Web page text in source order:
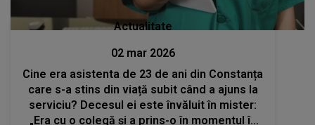
Actualitate
02 mar 2026
Cine era asistenta de 23 de ani din Constanța
care s-a stins din viață subit când a ajuns la
serviciu? Decesul ei este învăluit în mister:
„Era cu o colegă și a prins-o în momentul în